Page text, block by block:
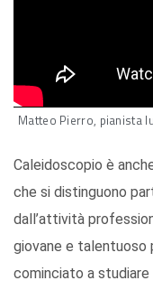
Matteo Pierro, pianista
Caleidoscopio è
che si distinguono
dall’attività
giovane e talentuoso
cominciato a studiare